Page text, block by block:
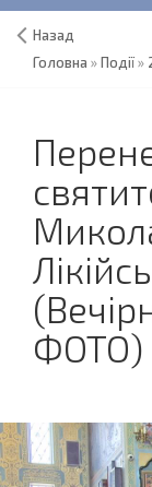
Назад
Головна »Події»
ФОТО)